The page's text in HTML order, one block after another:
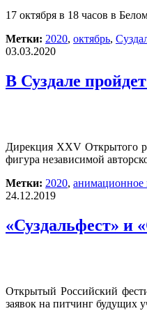
17 октября в 18 часов в
Метки: 2020, октябрь,
03.03.2020
В Суздале
Дирекция XXV Открытого
фигура независимой
Метки: 2020, анимационное
24.12.2019
«Суздальфест» и
Открытый Российский
заявок на питчинг будущих